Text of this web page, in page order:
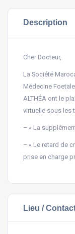
Description
Cher Docteur,
La Société
Médecine
ALTHÉA ont le
virtuelle sous les
– « La
– « Le retard de
prise en charge
Lieu /